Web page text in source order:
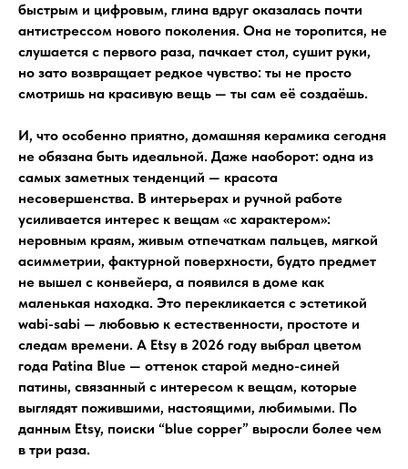
быстрым и цифровым, глина вдруг оказалась почти
антистрессом нового поколения. Она не торопится, не
слушается с первого раза, пачкает стол, сушит руки,
но зато возвращает редкое чувство: ты не просто
смотришь на красивую вещь — ты сам её создаёшь.
И, что особенно приятно, домашняя керамика сегодня
не обязана быть идеальной. Даже наоборот: одна из
самых заметных тенденций — красота
несовершенства. В интерьерах и ручной работе
усиливается интерес к вещам «с характером»:
неровным краям, живым отпечаткам пальцев, мягкой
асимметрии, фактурной поверхности, будто предмет
не вышел с конвейера, а появился в доме как
маленькая находка. Это перекликается с эстетикой
wabi-sabi — любовью к естественности, простоте и
следам времени. А Etsy в 2026 году выбрал цветом
года Patina Blue — оттенок старой медно-синей
патины, связанный с интересом к вещам, которые
выглядят пожившими, настоящими, любимыми. По
данным Etsy, поиски “blue copper” выросли более чем
в три раза.